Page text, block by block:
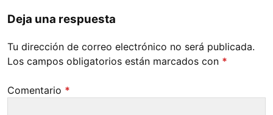
Deja una respuesta
Tu dirección de correo electrónico no será publicada.
Los campos obligatorios están marcados con *
Comentario *